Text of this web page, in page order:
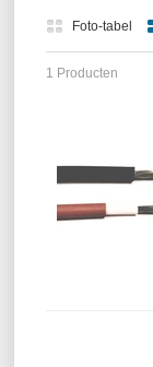
Foto-tabel
1 Producten